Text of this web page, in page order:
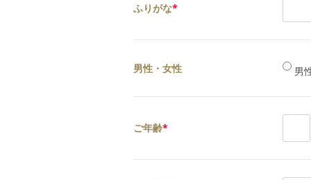
ふりがな*
男性・女性 男
ご年齢*